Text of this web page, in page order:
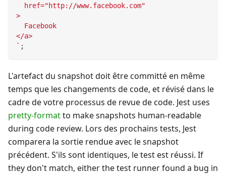
  href="http://www.facebook.com"
>
  Facebook
</a>
` ;
L'artefact du snapshot doit être committé en même
temps que les changements de code, et révisé dans le
cadre de votre processus de revue de code. Jest uses
pretty-formatto make snapshots human-readable
during code review. Lors des prochains tests, Jest
comparera la sortie rendue avec le snapshot
précédent. S'ils sont identiques, le test est réussi. If
they don't match, either the test runner found a bug in